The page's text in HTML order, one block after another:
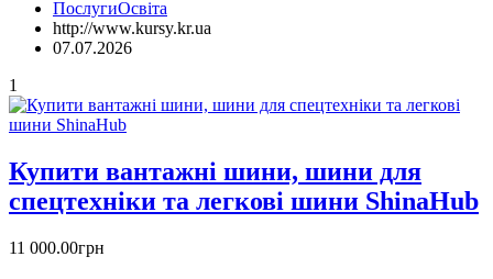
ПослугиОсвіта
http://www.kursy.kr.ua
07.07.2026
1
Купити вантажні шини, шини для
спецтехніки та легкові шини ShinaHub
11 000.00грн